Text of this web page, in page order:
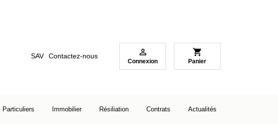
SAV Contactez-nous 
Connexion
shopping_cart
Panier
Particuliers Immobilier Résiliation Contrats Actualités